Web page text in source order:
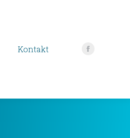
Kontakt
Facebook